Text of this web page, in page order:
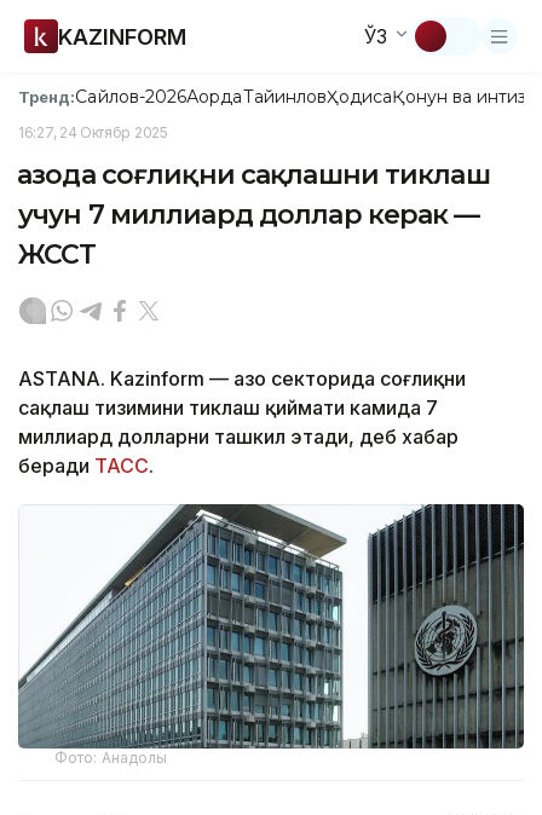
KAZINFORM ЎЗ
Тренд:Сайлов-2026АқордаТайинловҲодисаҚонун ва
16:27, 24 Октябр 2025
Ғазода соғлиқни сақлашни тиклаш
учун 7 миллиард доллар керак —
ЖССТ
ASTANA. Kazinform — Ғазо секторида соғлиқни
сақлаш тизимини тиклаш қиймати камида 7
миллиард долларни ташкил этади, деб хабар
беради ТАСС.
Фото: Анадолы